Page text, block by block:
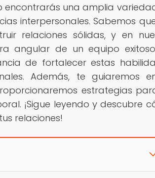
encontrarás una amplia
interpersonales. Sabemos
relaciones sólidas, y en
angular de un equipo
de fortalecer estas
Además, te guiaremos
estrategias
¡Sigue leyendo y descubre
relaciones!